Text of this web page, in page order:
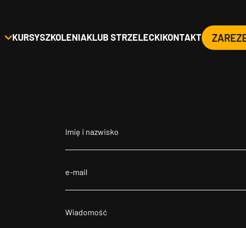
KURSYSZKOLENIAKLUB STRZELECKIKONTAKT